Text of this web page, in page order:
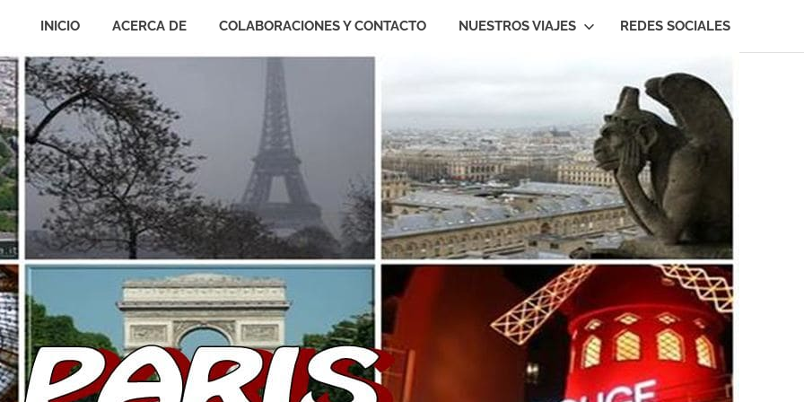
INICIO ACERCA DE COLABORACIONES Y CONTACTO NUESTROS VIAJES REDES SOCIALES